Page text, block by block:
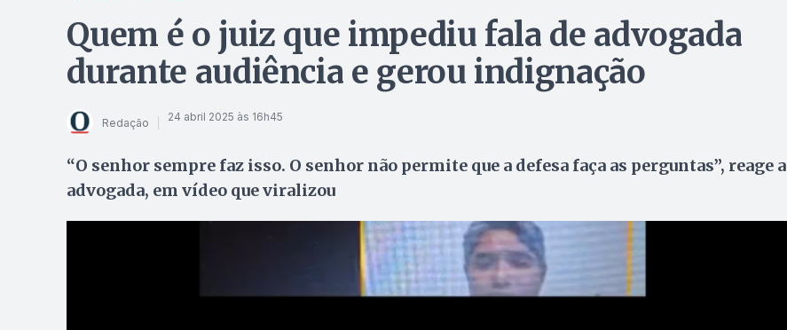
Quem é o juiz que impediu fala de advogada
durante audiência e gerou indignação
Redação 24 abril 2025 às 16h45
“O senhor sempre faz isso. O senhor não permite que a defesa faça as perguntas”, reage a
advogada, em vídeo que viralizou